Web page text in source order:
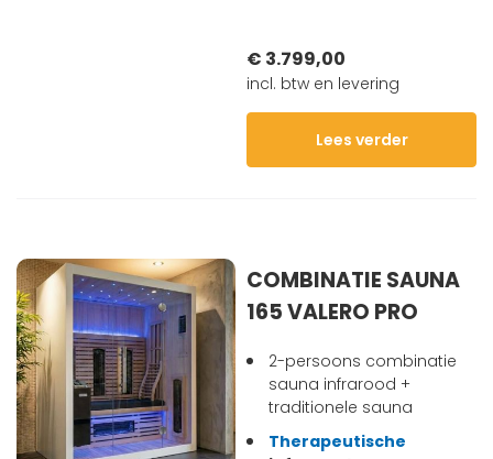
€ 3.799,00
incl. btw en levering
Lees verder
COMBINATIE SAUNA
165 VALERO PRO
2-persoons combinatie
sauna infrarood +
traditionele sauna
Therapeutische